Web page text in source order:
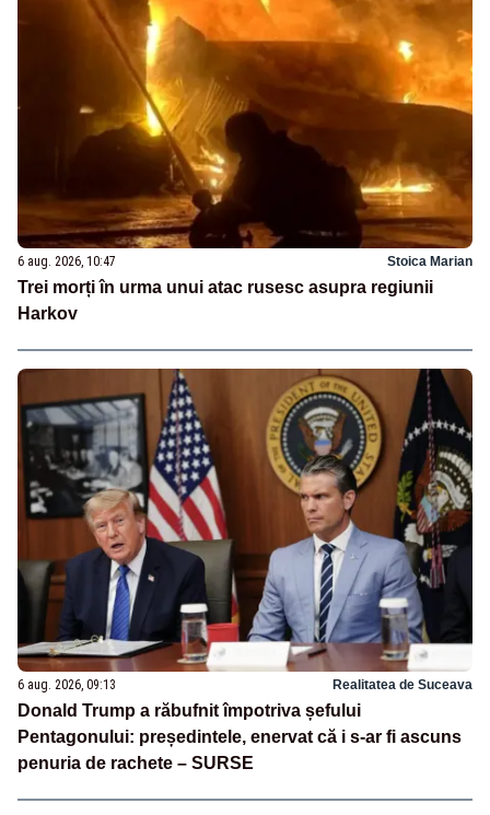
6 aug. 2026, 10:47 Stoica Marian
Trei morți în urma unui atac rusesc asupra regiunii
Harkov
6 aug. 2026, 09:13 Realitatea de Suceava
Donald Trump a răbufnit împotriva șefului
Pentagonului: președintele, enervat că i s-ar fi ascuns
penuria de rachete – SURSE